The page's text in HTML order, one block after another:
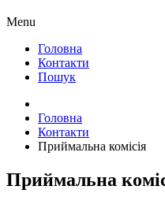
Menu
Головна
Контакти
Пошук
Головна
Контакти
Приймальна комісія
Приймальна